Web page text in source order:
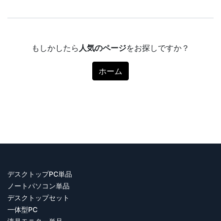
もしかしたら 人気のページをお探しですか？
ホーム
デスクトップPC単品
ノートパソコン単品
デスクトップセット
一体型PC